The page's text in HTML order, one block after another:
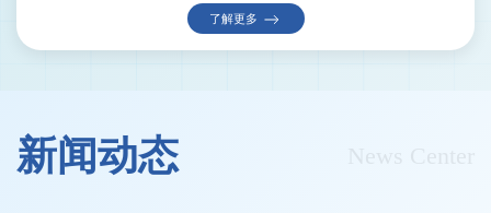
了解更多
新闻动态